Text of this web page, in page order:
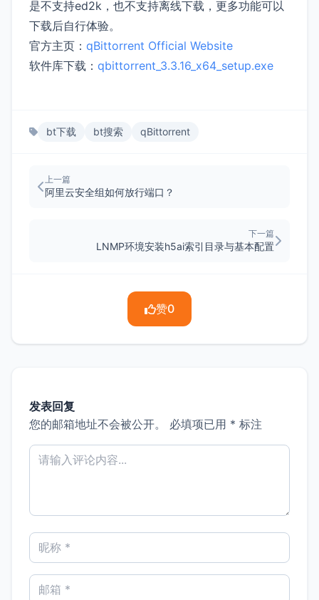
是不支持ed2k，也不支持离线下载，更多功能可以
下载后自行体验。
官方主页： qBittorrent Official Website
软件库下载： qbittorrent_3.3.16_x64_setup.exe
bt下载 bt搜索 qBittorrent
上一篇
阿里云安全组如何放行端口？
下一篇
LNMP环境安装h5ai索引目录与基本配置
赞0
发表回复
您的邮箱地址不会被公开。
必填项已用 * 标注